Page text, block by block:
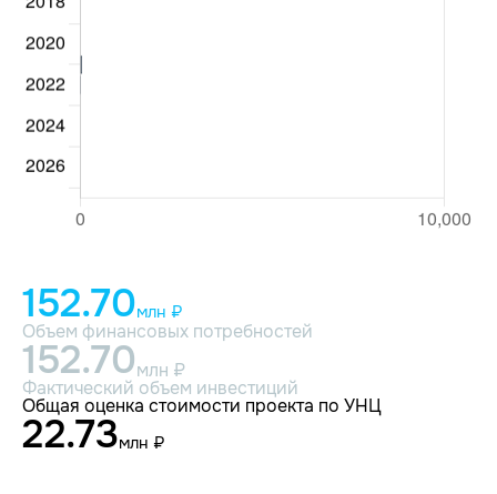
152.70млн ₽
Объем финансовых потребностей
152.70млн ₽
Фактический объем инвестиций
Общая оценка стоимости проекта по УНЦ
22.73млн ₽